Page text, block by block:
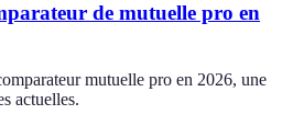
de mutuelle pro en
mutuelle pro en 2026, une
actuelles.